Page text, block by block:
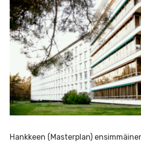
Hankkeen (Masterplan)